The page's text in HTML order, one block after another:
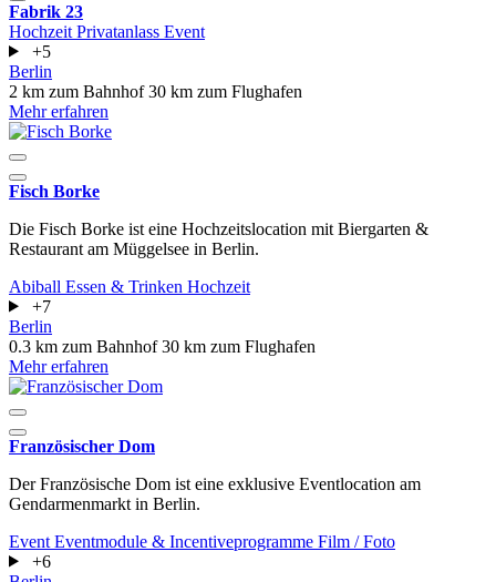
Fabrik 23
Hochzeit Privatanlass Event
+5
Berlin
2 km zum Bahnhof30 km zum Flughafen
Mehr erfahren
Fisch Borke
Die Fisch Borke ist eine Hochzeitslocation mit Biergarten &
Restaurant am Müggelsee in Berlin.
Abiball Essen & Trinken Hochzeit
+7
Berlin
0.3 km zum Bahnhof30 km zum Flughafen
Mehr erfahren
Französischer Dom
Der Französische Dom ist eine exklusive Eventlocation am
Gendarmenmarkt in Berlin.
Event Eventmodule & Incentiveprogramme Film / Foto
+6